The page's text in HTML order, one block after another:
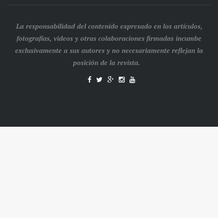
La responsabilidad del contenido expresado en los artículos,
fotografías, videos y otras colaboraciones firmadas incumbe
exclusivamente a sus autores y no necesariamente reflejan la
posición de la revista.